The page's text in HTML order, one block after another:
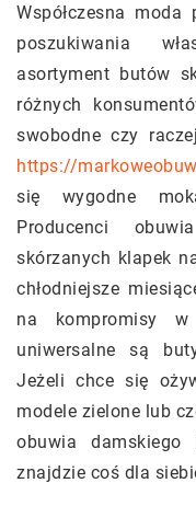
Współczesna
poszukiwania
asortyment butów
różnych
swobodne czy
https://
się wygodne
Producenci
skórzanych klapek
chłodniejsze
na kompromisy w
uniwersalne są
Jeżeli chce się
modele zielone lub
obuwia
znajdzie coś dla